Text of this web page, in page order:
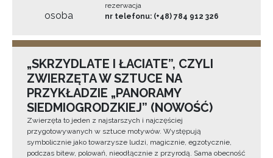
osoba
rezerwacja
nr telefonu: (+48) 784 912 326
„SKRZYDLATE I ŁACIATE”, CZYLI
ZWIERZĘTA W SZTUCE NA
PRZYKŁADZIE „PANORAMY
SIEDMIOGRODZKIEJ” (NOWOŚĆ)
Zwierzęta to jeden z najstarszych i najczęściej
przygotowywanych w sztuce motywów. Występują
symbolicznie jako towarzysze ludzi, magicznie, egzotycznie,
podczas bitew, polowań, nieodłącznie z przyrodą. Sama obecność